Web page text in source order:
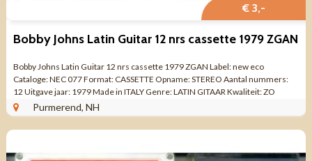
€ 3,-
Bobby Johns Latin Guitar 12 nrs cassette 1979 ZGAN
Bobby Johns Latin Guitar 12 nrs cassette 1979 ZGAN Label: new eco
Cataloge: NEC 077 Format: CASSETTE Opname: STEREO Aantal nummers:
12 Uitgave jaar: 1979 Made in ITALY Genre: LATIN GITAAR Kwaliteit: ZO
GOED ALS NIEUW Lato A ...
Purmerend, NH